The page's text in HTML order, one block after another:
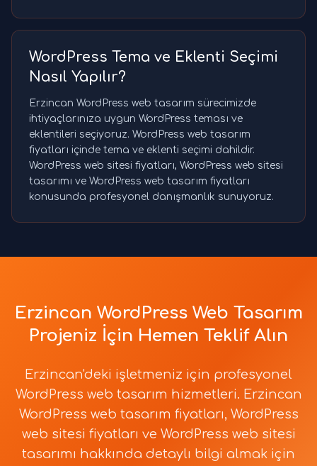
WordPress Tema ve Eklenti Seçimi
Nasıl Yapılır?
Erzincan WordPress web tasarım sürecimizde
ihtiyaçlarınıza uygun WordPress teması ve
eklentileri seçiyoruz. WordPress web tasarım
fiyatları içinde tema ve eklenti seçimi dahildir.
WordPress web sitesi fiyatları, WordPress web sitesi
tasarımı ve WordPress web tasarım fiyatları
konusunda profesyonel danışmanlık sunuyoruz.
Erzincan WordPress Web Tasarım
Projeniz İçin Hemen Teklif Alın
Erzincan'deki işletmeniz için profesyonel
WordPress web tasarım hizmetleri. Erzincan
WordPress web tasarım fiyatları, WordPress
web sitesi fiyatları ve WordPress web sitesi
tasarımı hakkında detaylı bilgi almak için